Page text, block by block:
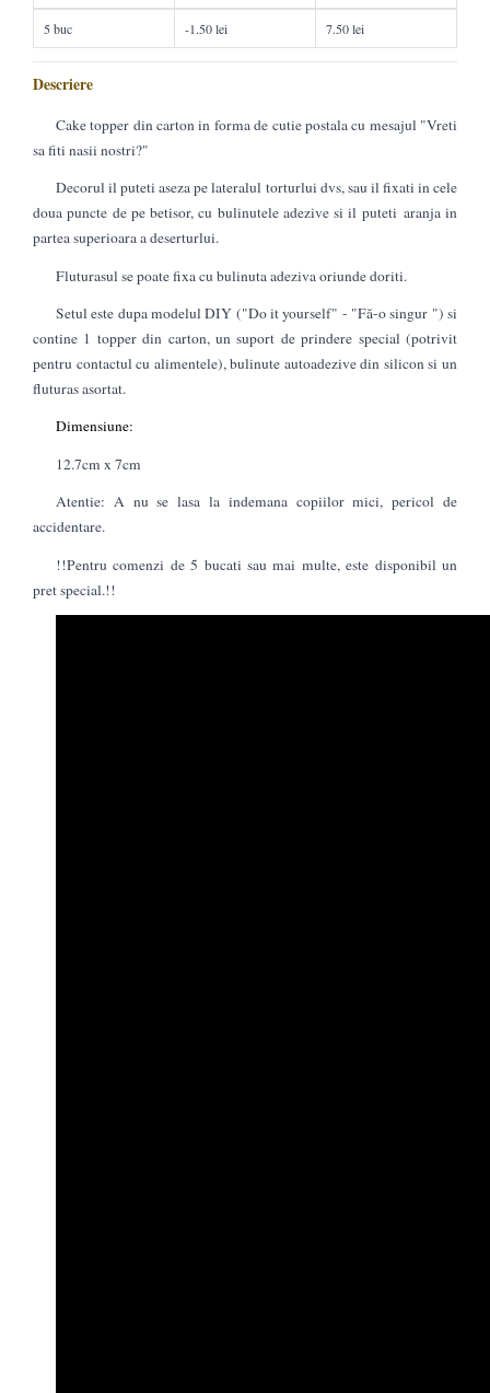
5 buc -1.50 lei 7.50 lei
Descriere
Cake topper din carton in forma de cutie postala cu mesajul "Vreti
sa fiti nasii nostri?"
Decorul il puteti aseza pe lateralul torturlui dvs, sau il fixati in cele
doua puncte de pe betisor, cu bulinutele adezive si il puteti aranja in
partea superioara a deserturlui.
Fluturasul se poate fixa cu bulinuta adeziva oriunde doriti.
Setul este dupa modelul DIY ("Do it yourself" - "Fă-o singur ") si
contine 1 topper din carton, un suport de prindere special (potrivit
pentru contactul cu alimentele), bulinute autoadezive din silicon si un
fluturas asortat.
Dimensiune:
12.7cm x 7cm
Atentie: A nu se lasa la indemana copiilor mici, pericol de
accidentare.
!!Pentru comenzi de 5 bucati sau mai multe, este disponibil un
pret special.!!